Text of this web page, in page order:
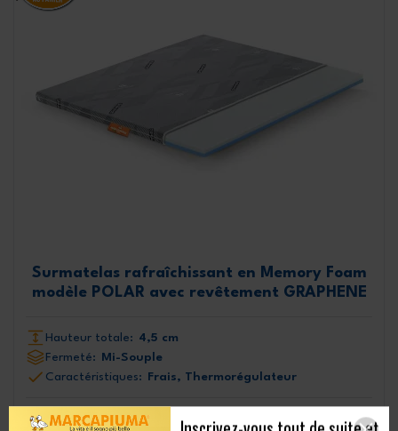
Surmatelas rafraîchissant en Memory Foam
modèle POLAR avec revêtement GRAPHENE
Hauteur totale: 4,5 cm
Fermeté:
Mi-Souple
Caractéristiques:
Frais, Thermorégulateur
à partir de 792,28 € 308,99 € -483,29 €